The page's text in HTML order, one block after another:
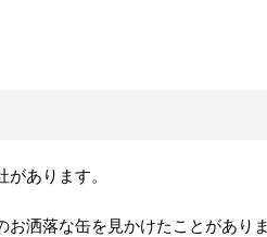
あります。
洒落な缶を見かけたことがありま